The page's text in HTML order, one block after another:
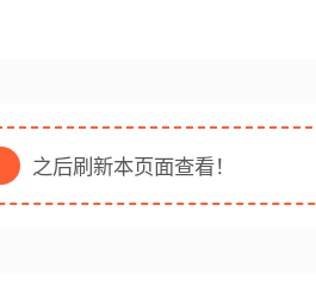
之后刷新本页面查看！